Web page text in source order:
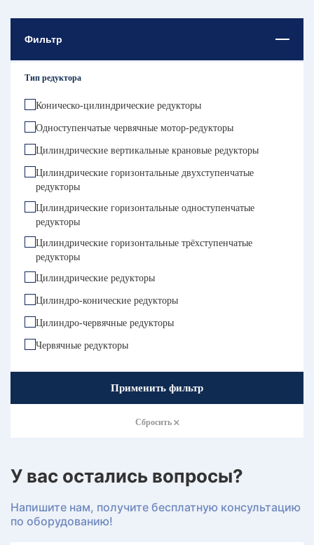
Фильтр
Тип редуктора
Коническо-цилиндрические редукторы
Одноступенчатые червячные мотор-редукторы
Цилиндрические вертикальные крановые редукторы
Цилиндрические горизонтальные двухступенчатые
редукторы
Цилиндрические горизонтальные одноступенчатые
редукторы
Цилиндрические горизонтальные трёхступенчатые
редукторы
Цилиндрические редукторы
Цилиндро-конические редукторы
Цилиндро-червячные редукторы
Червячные редукторы
Применить фильтр
Сбросить
У вас остались вопросы?
Напишите нам, получите бесплатную консультацию
по оборудованию!